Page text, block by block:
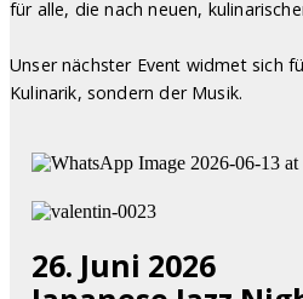
für alle, die nach neuen,
Unser nächster Event widmet sich
Kulinarik, sondern der Musik.
26. Juni 2026